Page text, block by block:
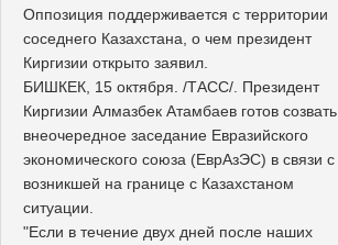
Оппозиция поддерживается с территории
соседнего Казахстана, о чем президент
Киргизии открыто заявил.
БИШКЕК, 15 октября. /ТАСС/. Президент
Киргизии Алмазбек Атамбаев готов созвать
внеочередное заседание Евразийского
экономического союза (ЕврАзЭС) в связи с
возникшей на границе с Казахстаном
ситуации.
"Если в течение двух дней после наших